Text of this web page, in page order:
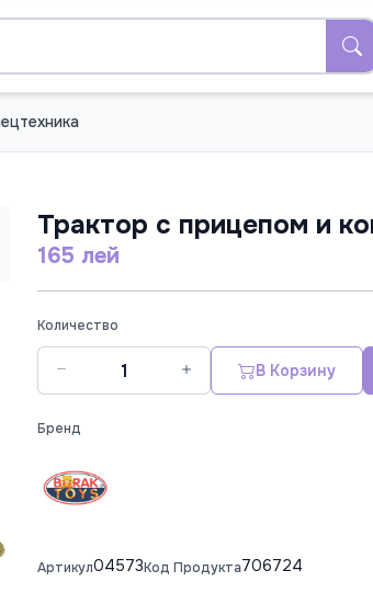
Трактор с прицепом и
165 лей
Количество
В Корзину
Бренд
Артикул04573Код Продукта706724